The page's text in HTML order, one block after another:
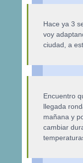
Hace ya 3
voy
ciudad, a
Encuentro
llegada
mañana y
cambiar